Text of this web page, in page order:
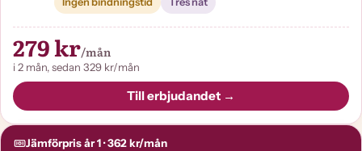
279 kr/mån
i 2 mån, sedan 329 kr/mån
Till erbjudandet →
Jämförpris år 1 · 362 kr/mån